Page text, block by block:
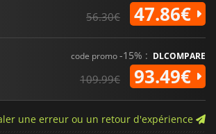
56.30€ 47.86€
code promo-15% : DLCOMPARE
109.99€ 93.49€
une erreur ou un retour d'expérience